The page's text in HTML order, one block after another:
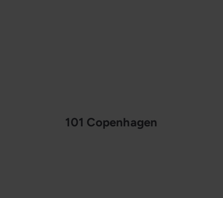
101 Copenhagen